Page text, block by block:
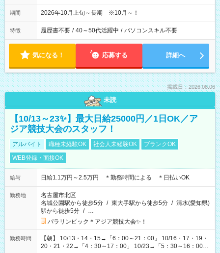
期間 2026年10月上旬～長期 ※10月～！
特徴 履歴書不要 / 40～50代活躍中 / パソコンスキル不要
気になる！ 応募する 詳細へ
掲載日：2026.08.06
未読
【10/13～23✨】最大日給25000円／1日OK／ア
ジア競技大会のスタッフ！
アルバイト 職種未経験OK 社会人未経験OK
ブランクOK
WEB登録・面接OK
給与 日給1.1万円～2.5万円 ＊勤務時間による ＊日払いOK
勤務地
名古屋市北区
名城公園駅から徒歩5分 / 東大手駅から徒歩5分 / 清水(愛知県)
駅から徒歩5分 / …
パラリンピック＊アジア競技大会✨！
勤務時間
【朝】 10/13・14・15→「6：00～21：00」 10/16・17・19・
20・21・22→「4：30～17：00」 10/23→「5：30～16：00」